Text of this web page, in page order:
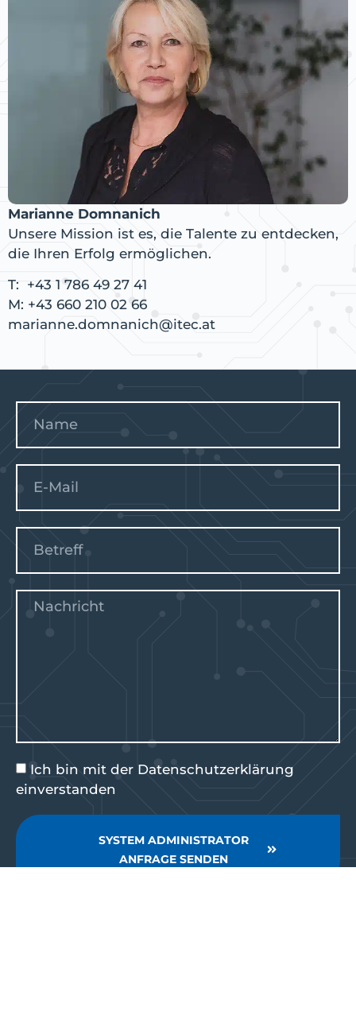
Marianne Domnanich
Unsere Mission ist es, die Talente zu entdecken,
die Ihren Erfolg ermöglichen.
T: +43 1 786 49 27 41
M: +43 660 210 02 66
marianne.domnanich@itec.at
Ich bin mit der Datenschutzerklärung
einverstanden
SYSTEM ADMINISTRATOR
ANFRAGE SENDEN